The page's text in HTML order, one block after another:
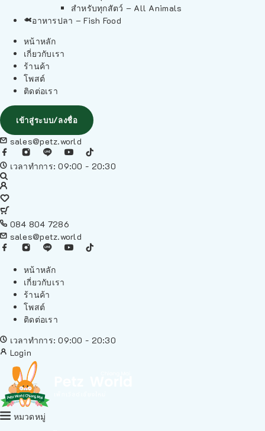
สำหรับทุกสัตว์ – All Animals
อาหารปลา – Fish Food
หน้าหลัก
เกี่ยวกับเรา
ร้านค้า
โพสต์
ติดต่อเรา
เข้าสู่ระบบ/ลงชื่อ
sales@petz.world
เวลาทำการ: 09:00 - 20:30
084 804 7286
sales@petz.world
หน้าหลัก
เกี่ยวกับเรา
ร้านค้า
โพสต์
ติดต่อเรา
เวลาทำการ: 09:00 - 20:30
Login
หมวดหมู่